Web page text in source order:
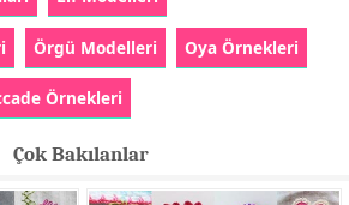
Örgü Modelleri Oya Örnekleri
Örnekleri
Çok Bakılanlar